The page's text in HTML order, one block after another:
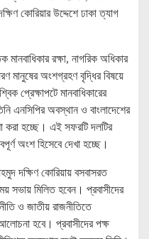
কোরিয়ার উদ্দেশে ঢাকা ত্যাগ
রক্ষা, নাগরিক অধিকার
মানুষের অংশগ্রহণ বৃদ্ধির বিষয়ে
প্রেক্ষাপটে মানবাধিকারের
এনসিপির অবস্থান ও বাংলাদেশের
করা হচ্ছে। এই সফরটি দলটির
অংশ হিসেবে দেখা হচ্ছে।
দক্ষিণ কোরিয়ায় বসবাসরত
সভায় মিলিত হবেন। প্রবাসীদের
ও জাতীয় রাজনীতিতে
আলোচনা হবে। প্রবাসীদের পক্ষ